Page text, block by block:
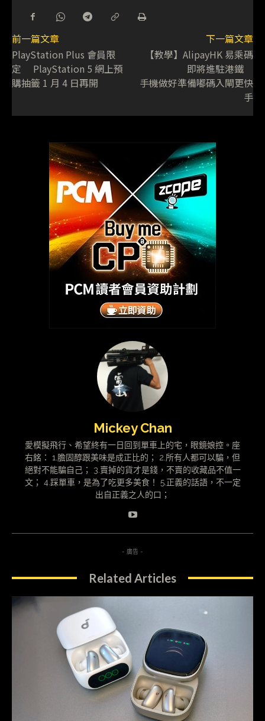
前一篇文章
PlayStation Plus 會員限
定 PlayStation 5 網上預
購抽籤 1 月 4 日再開
下一篇文章
【教學】AlipayHK 易乘碼
即將進駐港鐵
手機做好準備嘟碼入閘更快
手
Mickey Chan
愛模擬飛行、希望終有一日回到單車上的宅，眼鏡娘控。座
右銘： 1.膽固醇跟美味是成正比的； 2.所有人都可以騙，但
絕對不能騙自己； 3.賣掉的貨才是錢，不賣的收藏品不值一
文； 4.踩單車，是為了吃更多美食！ 5.正義的話語，不一定
出自正義之人的口；
- 廣告 -
Related Articles